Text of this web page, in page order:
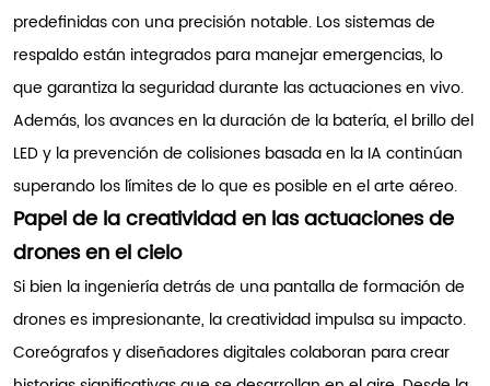
predefinidas con una precisión notable. Los sistemas de
respaldo están integrados para manejar emergencias, lo
que garantiza la seguridad durante las actuaciones en vivo.
Además, los avances en la duración de la batería, el brillo del
LED y la prevención de colisiones basada en la IA continúan
superando los límites de lo que es posible en el arte aéreo.
Papel de la creatividad en las actuaciones de
drones en el cielo
Si bien la ingeniería detrás de una pantalla de formación de
drones es impresionante, la creatividad impulsa su impacto.
Coreógrafos y diseñadores digitales colaboran para crear